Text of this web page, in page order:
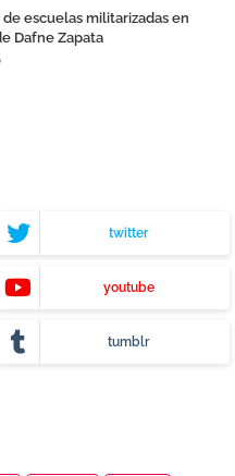
escuelas militarizadas en
Dafne Zapata
twitter
youtube
tumblr